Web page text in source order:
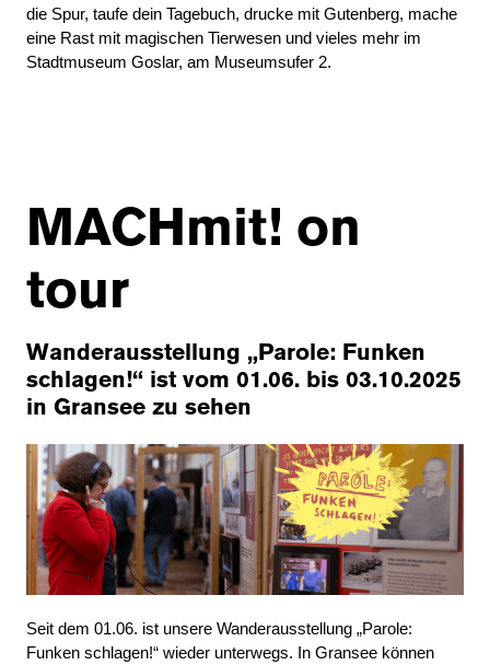
die Spur, taufe dein Tagebuch, drucke mit Gutenberg, mache
eine Rast mit magischen Tierwesen und vieles mehr im
Stadtmuseum Goslar, am Museumsufer 2.
MACHmit! on
tour
Wanderausstellung „Parole: Funken
schlagen!“ ist vom 01.06. bis 03.10.2025
in Gransee zu sehen
Seit dem 01.06. ist unsere Wanderausstellung „Parole:
Funken schlagen!“ wieder unterwegs. In Gransee können